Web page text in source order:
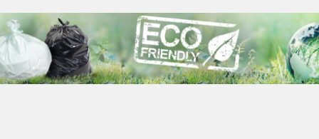
Используйте готовые решения от
лидеров отрасли.
WhitePack
8 (495) 204-18-49